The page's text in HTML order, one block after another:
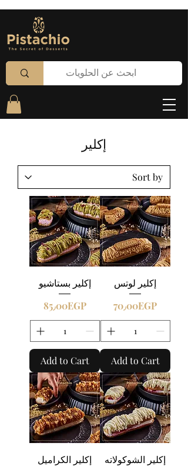
إكلير
إكلير لوتس
Price
70٫00EGP
Add to Cart
إكلير بستاشيو
Price
85٫00EGP
Add to Cart
إكلير الشوكولاته
إكلير الكراميل